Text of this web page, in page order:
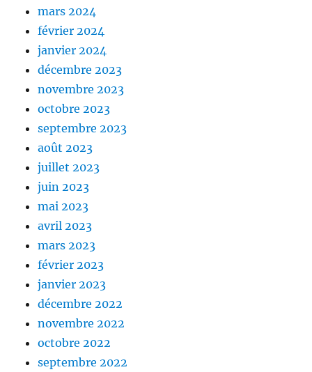
mars 2024
février 2024
janvier 2024
décembre 2023
novembre 2023
octobre 2023
septembre 2023
août 2023
juillet 2023
juin 2023
mai 2023
avril 2023
mars 2023
février 2023
janvier 2023
décembre 2022
novembre 2022
octobre 2022
septembre 2022